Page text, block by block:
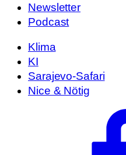
Newsletter
Podcast
Klima
KI
Sarajevo-Safari
Nice & Nötig